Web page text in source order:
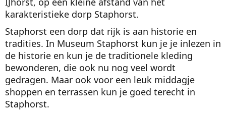
karakteristieke dorp Staphorst.
Staphorst een dorp dat rijk is aan historie en
tradities. In Museum Staphorst kun je je inlezen in
de historie en kun je de traditionele kleding
bewonderen, die ook nu nog veel wordt
gedragen. Maar ook voor een leuk middagje
shoppen en terrassen kun je goed terecht in
Staphorst.